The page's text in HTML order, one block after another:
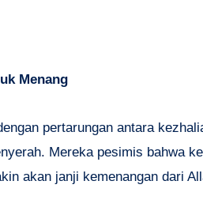
Menang
pertarungan antara
Mereka pesimis bahwa
akan janji kemenangan dari